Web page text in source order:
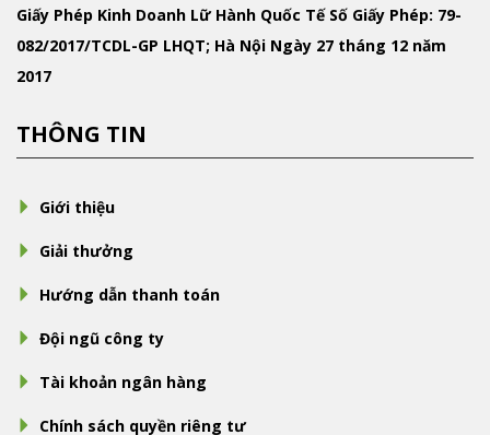
Giấy Phép Kinh Doanh Lữ Hành Quốc TếSố Giấy Phép: 79-
082/2017/TCDL-GP LHQT; Hà Nội Ngày 27 tháng 12 năm
2017
THÔNG TIN
Giới thiệu
Giải thưởng
Hướng dẫn thanh toán
Đội ngũ công ty
Tài khoản ngân hàng
Chính sách quyền riêng tư